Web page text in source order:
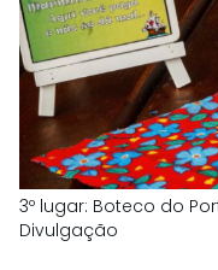
3º lugar: Boteco do
Divulgação